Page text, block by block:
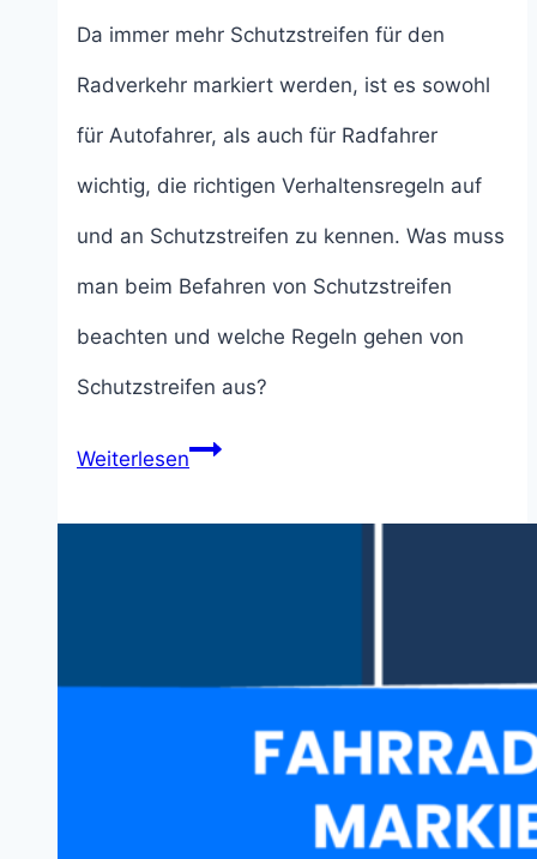
Da immer mehr Schutzstreifen für den
Radverkehr markiert werden, ist es sowohl
für Autofahrer, als auch für Radfahrer
wichtig, die richtigen Verhaltensregeln auf
und an Schutzstreifen zu kennen. Was muss
man beim Befahren von Schutzstreifen
beachten und welche Regeln gehen von
Schutzstreifen aus?
WeiterlesenSchutzstreifen